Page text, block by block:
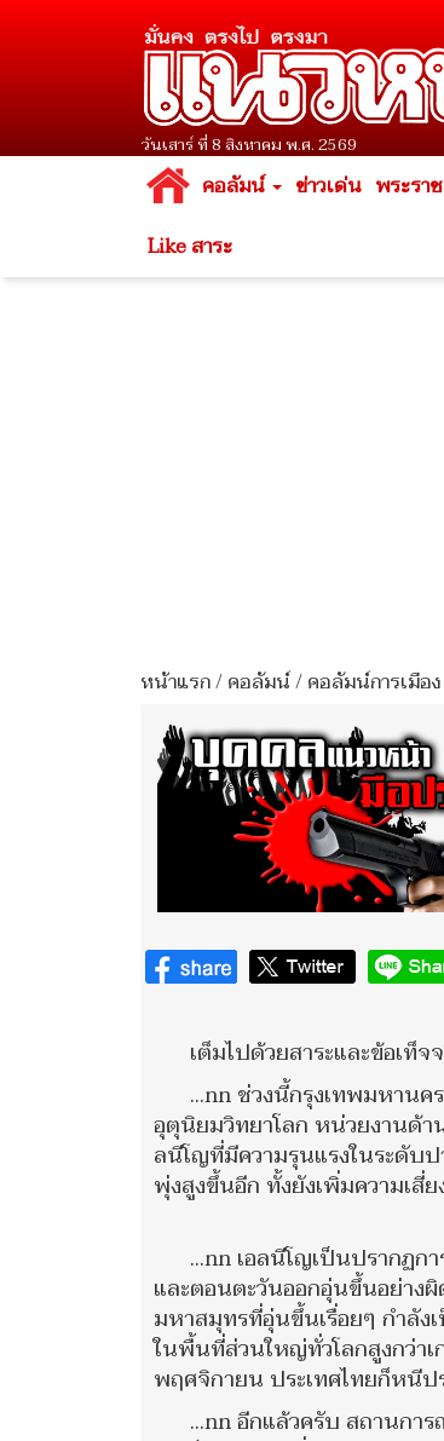
วันเสาร์ ที่ 8 สิงหาคม พ.ศ. 2569
คอลัมน์ ข่าวเด่น พระรา
Like สาระ
หน้าแรก/คอลัมน์/คอลัมน์การเมือง
เต็มไปด้วยสาระและข้อเท็
...nn ช่วงนี้กรุงเทพมหาน
อุตุนิยมวิทยาโลก หน่วยงานด้า
ลนีโญที่มีความรุนแรงในระดับ
พุ่งสูงขึ้นอีก ทั้งยังเพิ่มความเสี่
...nn เอลนีโญเป็นปรากฏ
และตอนตะวันออกอุ่นขึ้นอย่าง
มหาสมุทรที่อุ่นขึ้นเรื่อยๆ กำลัง
ในพื้นที่ส่วนใหญ่ทั่วโลกสูงกว่า
พฤศจิกายน ประเทศไทยก็หนี
...nn อีกแล้วครับ สถานกา